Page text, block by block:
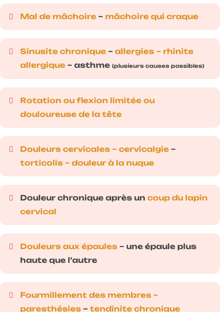
Mal de mâchoire – mâchoire qui craque
Sinusite chronique – allergies – rhinite
allergique – asthme (plusieurs causes possibles)
Rotation ou flexion limitée ou
douloureuse de la tête
Douleurs cervicales – cervicalgie –
torticolis – douleur à la nuque
Douleur chronique après un coup du lapin
cervical
Douleurs aux épaules – une épaule plus
haute que l'autre
Fourmillement des membres –
paresthésies – tendinite chronique